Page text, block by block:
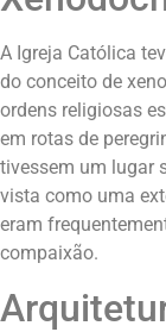
A Igreja Católica
do conceito de
ordens religiosas
em rotas de
tivessem um lugar
vista como uma
eram
compaixão.